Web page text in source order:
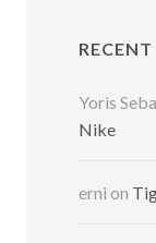
Yoris
Nike
erni on